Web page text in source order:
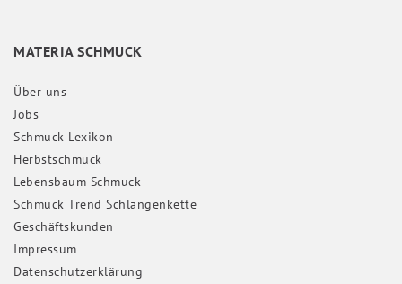
MATERIA SCHMUCK
Über uns
Jobs
Schmuck Lexikon
Herbstschmuck
Lebensbaum Schmuck
Schmuck Trend Schlangenkette
Geschäftskunden
Impressum
Daten­schutz­erklärung